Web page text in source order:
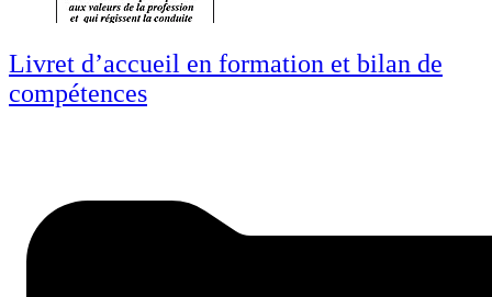
Livret d’accueil en formation et bilan de
compétences